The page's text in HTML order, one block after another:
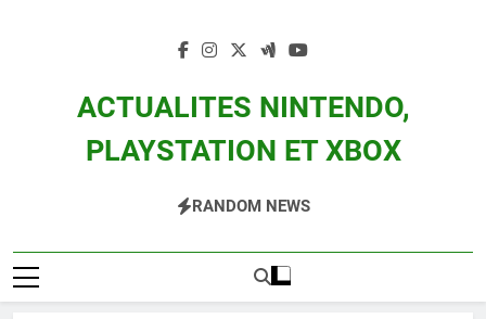
ACTUALITES NINTENDO,
PLAYSTATION ET XBOX
Zelda, Splatoon, Pokemon Entre Autres
RANDOM NEWS